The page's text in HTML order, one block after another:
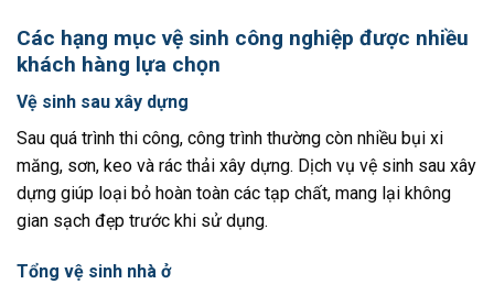
Các hạng mục vệ sinh công nghiệp được nhiều
khách hàng lựa chọn
Vệ sinh sau xây dựng
Sau quá trình thi công, công trình thường còn nhiều bụi xi
măng, sơn, keo và rác thải xây dựng. Dịch vụ vệ sinh sau xây
dựng giúp loại bỏ hoàn toàn các tạp chất, mang lại không
gian sạch đẹp trước khi sử dụng.
Tổng vệ sinh nhà ở